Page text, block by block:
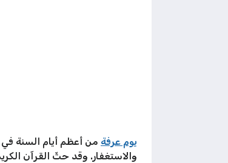
يوم عرفة من أعظم أيام السنة في
والاستغفار. وقد حثّ القرآن